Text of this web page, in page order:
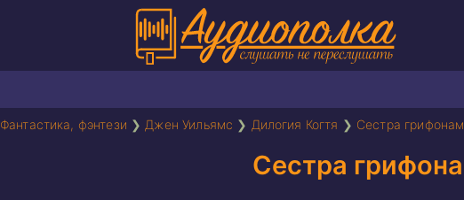
Фантастика, фэнтези ❯ Джен Уильямс ❯ Дилогия Когтя ❯ Сестра грифонам
Сестра